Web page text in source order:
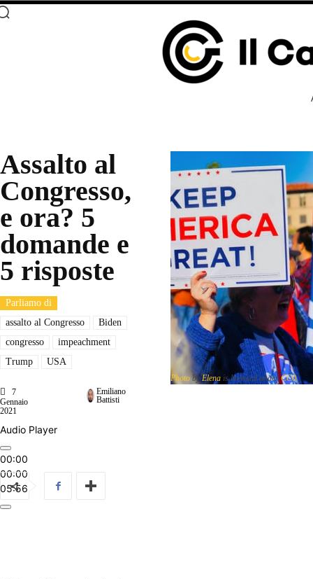
Assalto al
Congresso,
e ora? 5
domande e
5 risposte
Parliamo di
assalto al Congresso
Biden
congresso
impeachment
Trump
USA
7
Gennaio
2021
Emiliano
Battisti
Audio Player
00:00
00:00
05:56
PhotobyElena is licensed underCC0